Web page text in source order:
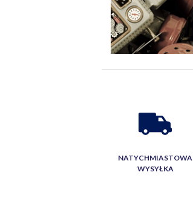
NATYCHMIASTOWA
WYSYŁKA